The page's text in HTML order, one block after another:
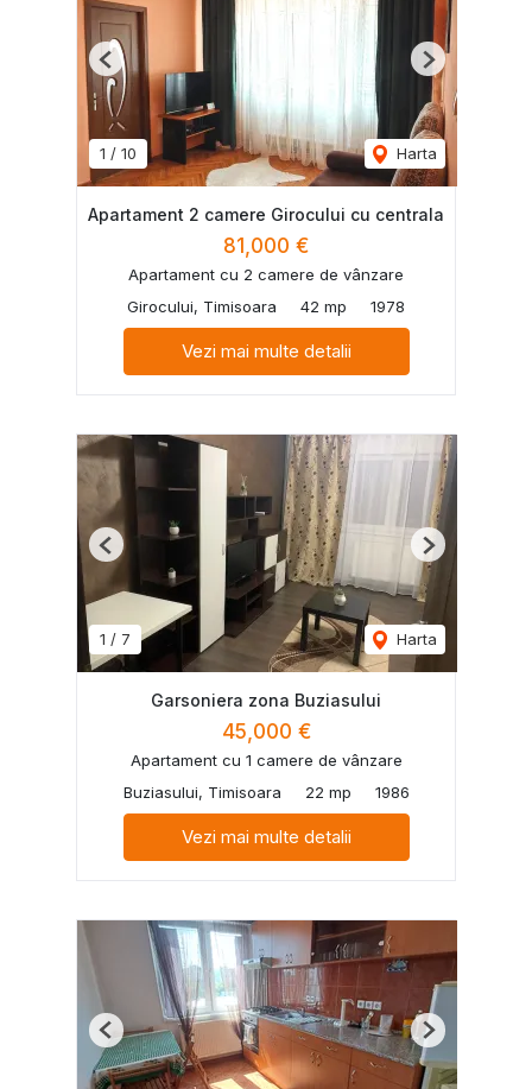
1 / 10 Harta
Previous Next
Apartament 2 camere Girocului cu centrala
81,000 €
Apartament cu 2 camere de vânzare
Girocului, Timisoara
42 mp 1978
Vezi mai multe detalii
1 / 7 Harta
Previous Next
Garsoniera zona Buziasului
45,000 €
Apartament cu 1 camere de vânzare
Buziasului, Timisoara
22 mp 1986
Vezi mai multe detalii
Previous Next